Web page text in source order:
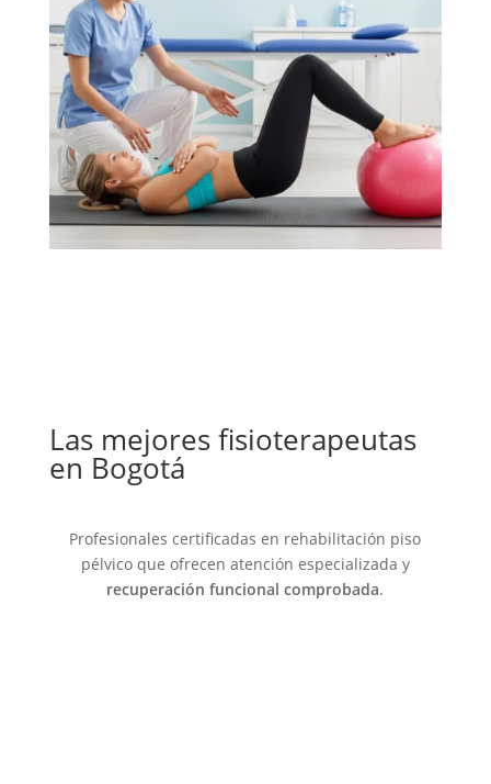
Las mejores fisioterapeutas
en Bogotá
Profesionales certificadas en rehabilitación piso
pélvico que ofrecen atención especializada y
recuperación funcional comprobada.